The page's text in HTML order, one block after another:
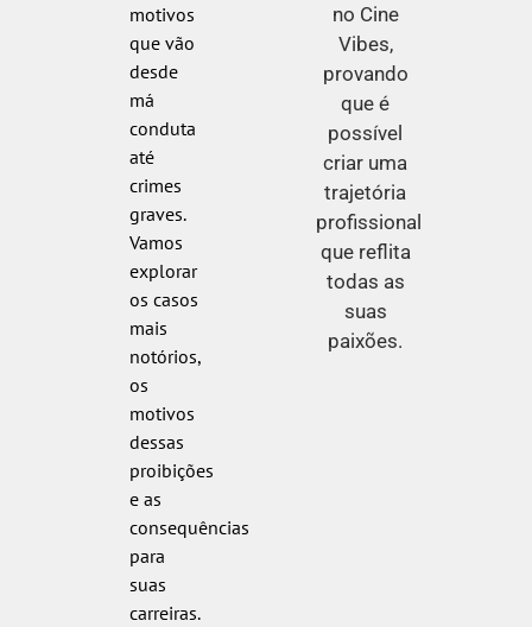
motivos
que vão
desde
má
conduta
até
crimes
graves.
Vamos
explorar
os casos
mais
notórios,
os
motivos
dessas
proibições
e as
consequências
para
suas
carreiras.
no Cine
Vibes,
provando
que é
possível
criar uma
trajetória
profissional
que reflita
todas as
suas
paixões.